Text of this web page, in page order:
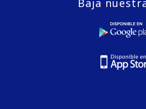
Baja